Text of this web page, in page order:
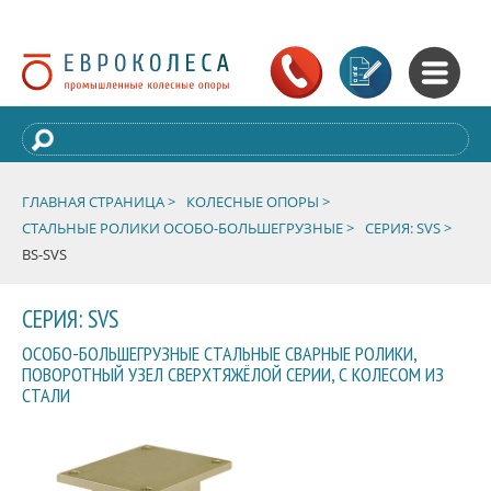
ГЛАВНАЯ СТРАНИЦА >
КОЛЕСНЫЕ ОПОРЫ >
СТАЛЬНЫЕ РОЛИКИ ОСОБО-БОЛЬШЕГРУЗНЫЕ > СЕРИЯ: SVS >
BS-SVS
СЕРИЯ: SVS
ОСОБО-БОЛЬШЕГРУЗНЫЕ СТАЛЬНЫЕ СВАРНЫЕ РОЛИКИ,
ПОВОРОТНЫЙ УЗЕЛ СВЕРХТЯЖЁЛОЙ СЕРИИ, С КОЛЕСОМ ИЗ
СТАЛИ